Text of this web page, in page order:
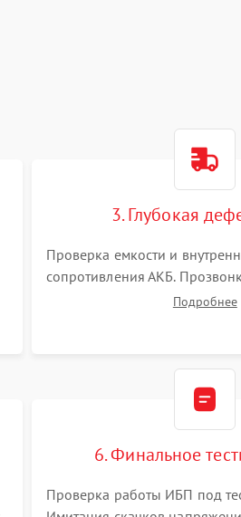
3. Глубокая
Проверка емкости и
сопротивления АКБ.
транзисторов инвертора,
Подробнее
6. Финальное
Проверка работы ИБП под